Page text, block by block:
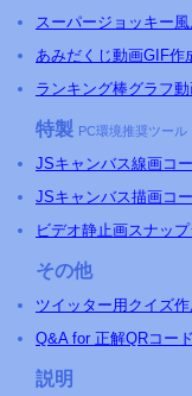
スーパージョッキー
あみだくじ動画GIF作
ランキング棒グラフ
特製 PC環境推奨ツール
JSキャンバス線画コ
JSキャンバス描画コ
ビデオ静止画スナップ
その他
ツイッター用クイズ
Q&A for 正解QRコー
説明